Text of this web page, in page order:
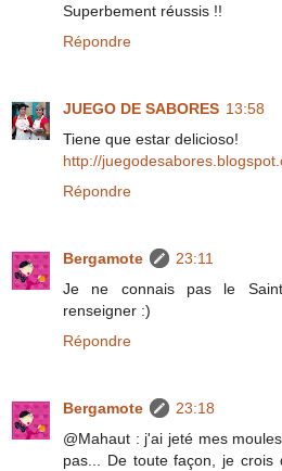
Superbement réussis !!
Répondre
JUEGO DE SABORES 13:58
Tiene que estar delicioso!
http://
Répondre
Bergamote
23:11
Je ne connais pas le
renseigner :)
Répondre
Bergamote
23:18
@Mahaut : j'ai jeté mes
pas... De toute façon, je